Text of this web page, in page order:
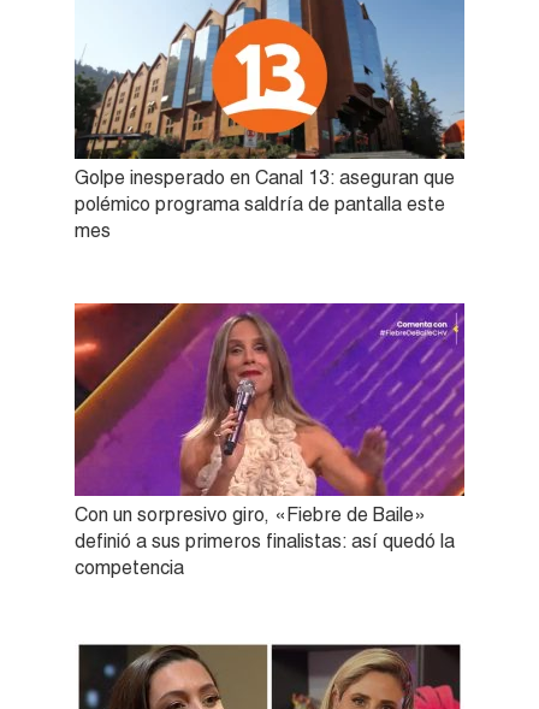
Golpe inesperado en Canal 13: aseguran que
polémico programa saldría de pantalla este
mes
Con un sorpresivo giro, «Fiebre de Baile»
definió a sus primeros finalistas: así quedó la
competencia